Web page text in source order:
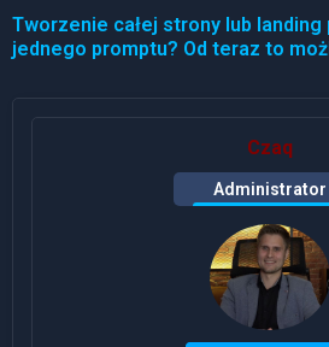
Tworzenie całej strony lub
jednego promptu? Od teraz to
Czaq
Administrator